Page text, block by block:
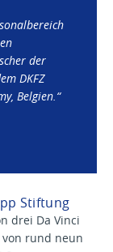
der
DKFZ
Belgien.“
Stiftung
drei Da Vinci
rund neun